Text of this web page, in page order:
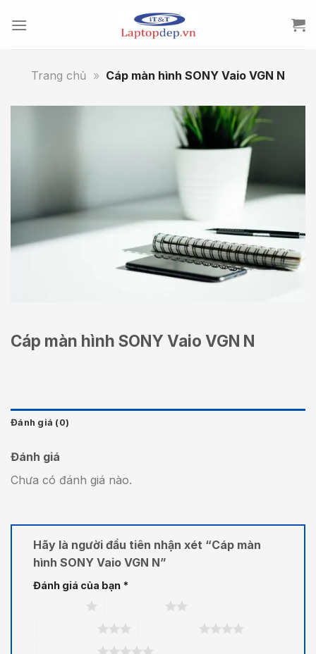
Trang chủ » Cáp màn hình SONY Vaio VGN N
Cáp màn hình SONY Vaio VGN N
Đánh giá (0)
Đánh giá
Chưa có đánh giá nào.
Hãy là người đầu tiên nhận xét “Cáp màn
hình SONY Vaio VGN N”
Đánh giá của bạn *